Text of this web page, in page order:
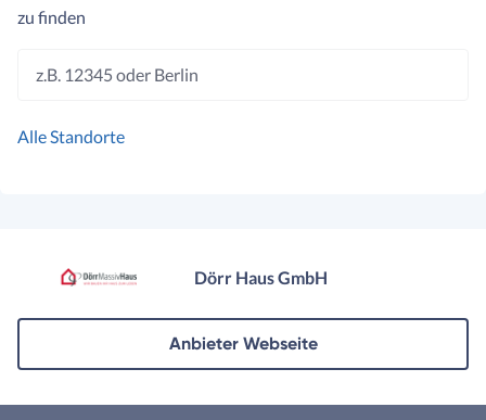
zu finden
z.B. 12345 oder Berlin
Alle Standorte
Dörr Haus GmbH
Anbieter Webseite